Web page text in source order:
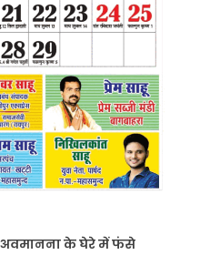
अवमानना के घेरे में फंसे